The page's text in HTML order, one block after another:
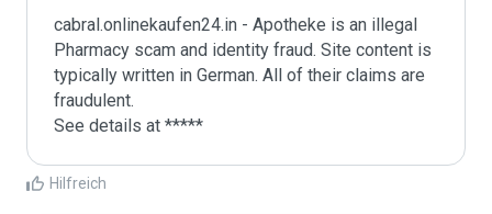
cabral.onlinekaufen24.in - Apotheke is an illegal
Pharmacy scam and identity fraud. Site content is
typically written in German. All of their claims are
fraudulent.
See details at *****
Hilfreich